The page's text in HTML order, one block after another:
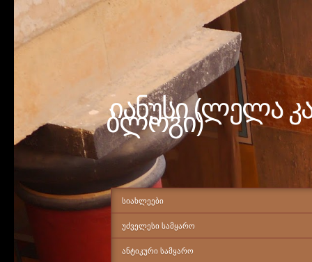
იანუსი (ლელა
ბლოგი)
ᲡᲘᲐᲮᲚᲔᲔᲑᲘ
ᲣᲫᲕᲔᲚᲔᲡᲘ ᲡᲐᲛᲧᲐᲠᲝ
ᲐᲜᲢᲘᲙᲣᲠᲘ ᲡᲐᲛᲧᲐᲠᲝ